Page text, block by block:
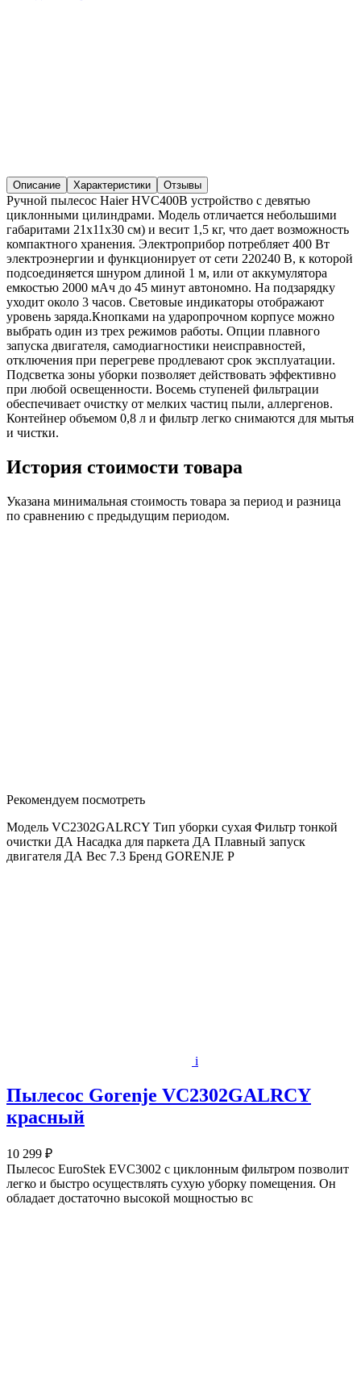
Описание Характеристики Отзывы
Ручной пылесос Haier HVC400B устройство с девятью
циклонными цилиндрами. Модель отличается небольшими
габаритами 21х11х30 см) и весит 1,5 кг, что дает возможность
компактного хранения. Электроприбор потребляет 400 Вт
электроэнергии и функционирует от сети 220240 В, к которой
подсоединяется шнуром длиной 1 м, или от аккумулятора
емкостью 2000 мАч до 45 минут автономно. На подзарядку
уходит около 3 часов. Световые индикаторы отображают
уровень заряда.Кнопками на ударопрочном корпусе можно
выбрать один из трех режимов работы. Опции плавного
запуска двигателя, самодиагностики неисправностей,
отключения при перегреве продлевают срок эксплуатации.
Подсветка зоны уборки позволяет действовать эффективно
при любой освещенности. Восемь ступеней фильтрации
обеспечивает очистку от мелких частиц пыли, аллергенов.
Контейнер объемом 0,8 л и фильтр легко снимаются для мытья
и чистки.
История стоимости товара
Указана минимальная стоимость товара за период и разница
по сравнению с предыдущим периодом.
Рекомендуем посмотреть
Модель VC2302GALRCY Тип уборки сухая Фильтр тонкой
очистки ДА Насадка для паркета ДА Плавный запуск
двигателя ДА Вес 7.3 Бренд GORENJE P
i
Пылесос Gorenje VC2302GALRCY
красный
10 299 ₽
Пылесос EuroStek EVC3002 с циклонным фильтром позволит
легко и быстро осуществлять сухую уборку помещения. Он
обладает достаточно высокой мощностью вс